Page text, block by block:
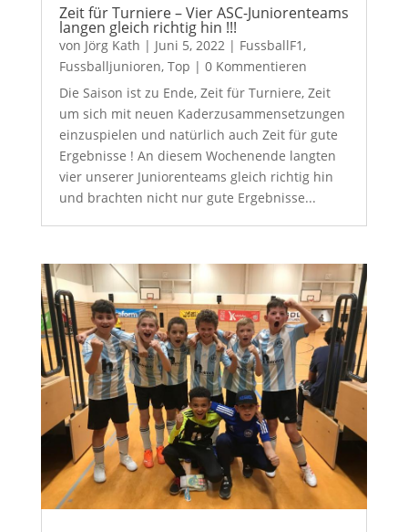
Zeit für Turniere – Vier ASC-Juniorenteams
langen gleich richtig hin !!!
von Jörg Kath | Juni 5, 2022| FussballF1,
Fussballjunioren, Top | 0 Kommentieren
Die Saison ist zu Ende, Zeit für Turniere, Zeit
um sich mit neuen Kaderzusammensetzungen
einzuspielen und natürlich auch Zeit für gute
Ergebnisse ! An diesem Wochenende langten
vier unserer Juniorenteams gleich richtig hin
und brachten nicht nur gute Ergebnisse...